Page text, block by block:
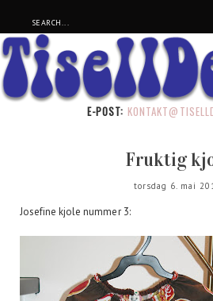
E-POST:
Fruktig
torsdag 6. mai
Josefine kjole nummer 3: